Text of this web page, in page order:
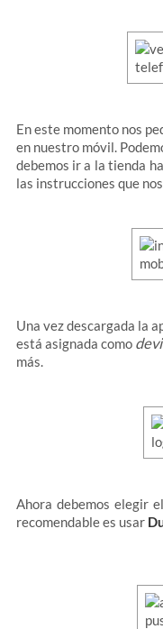
En este momento nos
en nuestro móvil.
debemos ir a la tienda
las instrucciones que
Una vez descargada la
está asignada como
más.
Ahora debemos elegir
recomendable es usar